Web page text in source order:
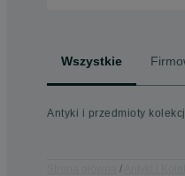
Wszystkie
Antyki i przedmioty